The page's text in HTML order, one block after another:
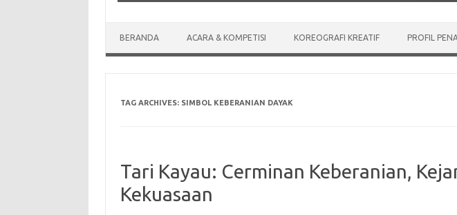
BERANDA ACARA & KOMPETISI KOREOGRAFI KREATIF PROFIL
TAG ARCHIVES: SIMBOL KEBERANIAN DAYAK
Tari Kayau: Cerminan Keberanian,
Kekuasaan